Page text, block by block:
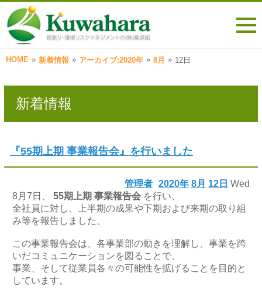
HOME » 新着情報 » アーカイブ:2020年 » 8月 » 12日
新着情報
『55期上期 事業報告会』を行いました
2020年 8月 12日 Wed
管理者
8月7日、55期上期 事業報告会 を行い、
全社員に対し、上半期の成果や下期および来期の取り組
み等を報告しました。
この事業報告会は、各事業部の動きを理解し、事業を跨
いだコミュニケーションを図ることで、
事業、そして従業員各々の可能性を拡げることを目的と
しています。